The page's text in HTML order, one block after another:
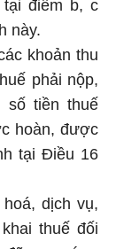
này.
khoản thu
phải nộp,
số tiền thuế
hoàn, được
tại Điều 16
dịch vụ,
thuế đối